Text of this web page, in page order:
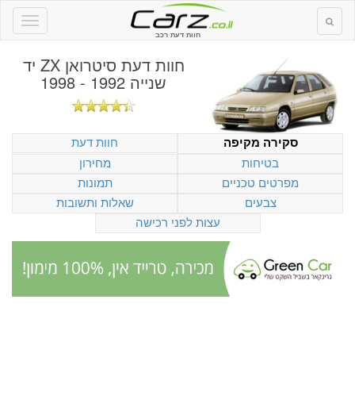
חוות דעת רכב
חוות דעת סיטרואן ZX יד
שנייה 1992 - 1998
סקירה מקיפה
חוות דעת
בטיחות
מחירון
מפרטים טכניים
תמונות
צבעים
שאלות ותשובות
עצות לפני רכישה